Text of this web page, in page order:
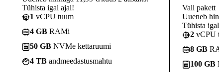
Tühista igal ajal!
1 vCPU tuum
4 GB RAMi
50 GB NVMe kettaruumi
4 TB andmeedastusmahtu
Vali pakett
Uueneb
Tühista igal
2 vCPU
8 GB
100 GB